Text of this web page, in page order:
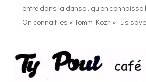
entre dans la danse…qu’on connaisse
On connait les « Tomm Kozh ». Ils